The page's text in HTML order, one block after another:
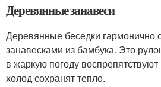
Деревянные занавеси
Деревянные беседки гармонично
занавесками из бамбука. Это
в жаркую погоду
холод сохранят тепло.